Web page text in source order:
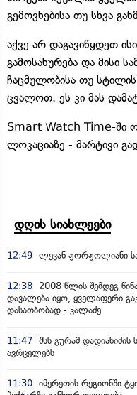
გემოვნებისა თუ სხვა
აქვე არ დაგავიწყდეთ
გამოსახურება და მისი
ჩაცმულობისა თუ სტილის
ცვალოთ. ეს კი მას
Smart Watch Time-ში
ლოკაციაზე - მარტივი
დღის სიახლეები
12:49 ლევან ჟორჟოლიანი
12:38
2008 წლის შემდეგ
დავალება იყო, ყველაფერი
დასათბობად - კალაძე
11:47 შსს გურამ დადიანიძის
ავრცელებს
11:30 იმერეთის რეგიონში